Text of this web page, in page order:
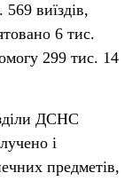
виїздів,
6 тис.
299 тис. 14
ДСНС
і
предметів,